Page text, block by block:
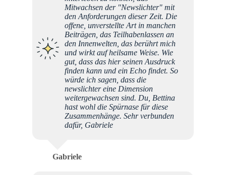
Mitwachsen der "Newslichter" mit
den Anforderungen dieser Zeit. Die
offene, unverstellte Art in manchen
Beiträgen, das Teilhabenlassen an
den Innenwelten, das berührt mich
und wirkt auf heilsame Weise. Wie
gut, dass das hier seinen Ausdruck
finden kann und ein Echo findet. So
würde ich sagen, dass die
newslichter eine Dimension
weitergewachsen sind. Du, Bettina
hast wohl die Spürnase für diese
Zusammenhänge. Sehr verbunden
dafür, Gabriele
Gabriele